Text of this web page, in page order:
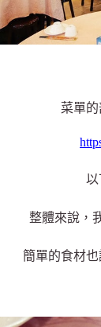
菜單的
以
整體來說，
簡單的食材